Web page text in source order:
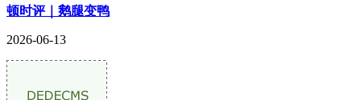
顿时评｜鹅腿变鸭
2026-06-13